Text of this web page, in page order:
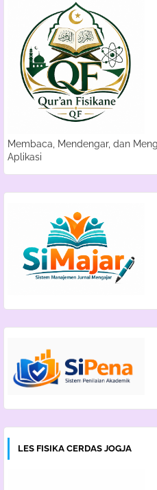
Membaca, Mendengar, dan
Aplikasi
LES FISIKA CERDAS JOGJA